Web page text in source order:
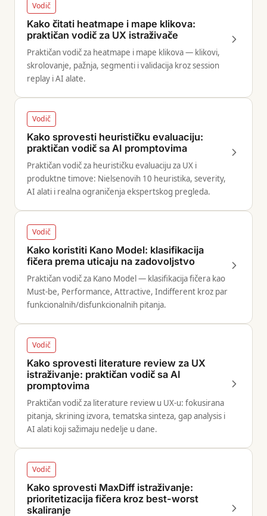
Vodič
Kako čitati heatmape i mape klikova:
praktičan vodič za UX istraživače
Praktičan vodič za heatmape i mape klikova — klikovi,
skrolovanje, pažnja, segmenti i validacija kroz session
replay i AI alate.
Vodič
Kako sprovesti heurističku evaluaciju:
praktičan vodič sa AI promptovima
Praktičan vodič za heurističku evaluaciju za UX i
produktne timove: Nielsenovih 10 heuristika, severity,
AI alati i realna ograničenja ekspertskog pregleda.
Vodič
Kako koristiti Kano Model: klasifikacija
fičera prema uticaju na zadovoljstvo
Praktičan vodič za Kano Model — klasifikacija fičera kao
Must-be, Performance, Attractive, Indifferent kroz par
funkcionalnih/disfunkcionalnih pitanja.
Vodič
Kako sprovesti literature review za UX
istraživanje: praktičan vodič sa AI
promptovima
Praktičan vodič za literature review u UX-u: fokusirana
pitanja, skrining izvora, tematska sinteza, gap analysis i
AI alati koji sažimaju nedelje u dane.
Vodič
Kako sprovesti MaxDiff istraživanje:
prioritetizacija fičera kroz best-worst
skaliranje